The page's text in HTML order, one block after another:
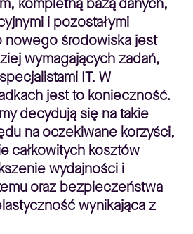
kompletną bazą danych,
i pozostałymi
nowego środowiska jest
wymagających zadań,
IT. W
jest to konieczność.
decydują się na takie
na oczekiwane korzyści,
całkowitych kosztów
wydajności i
oraz bezpieczeństwa
wynikająca z